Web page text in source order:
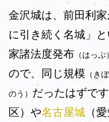
金沢城は、前田利
に引き続く名城」
家諸法度発布 （はっぷ）
ので、同じ規模 （きぼ
のう） だったはずです
区）や名古屋城（